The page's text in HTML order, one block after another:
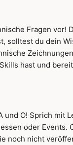
Fragen vor!
solltest du dein
hast und
und O! Sprich mit
oder Events.
noch nicht